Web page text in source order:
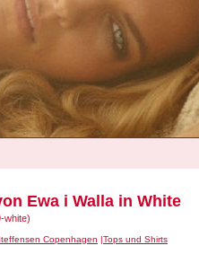
Ewa i Walla in White
white)
Copenhagen Tops und Shirts